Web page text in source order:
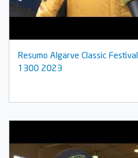
Resumo Algarve Classic
1300 2023